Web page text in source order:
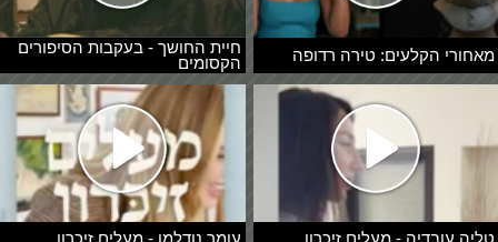
מאחורי הקלעים: טירה רדופה
חיית החושך - בעקבות הסיפורים
הקסומים